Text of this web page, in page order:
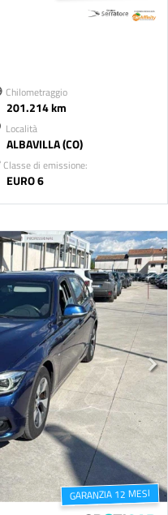
Chilometraggio
201.214 km
Località
ALBAVILLA (CO)
Classe di emissione:
EURO 6
GARANZIA 12 MESI